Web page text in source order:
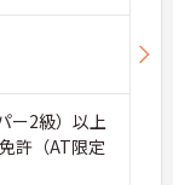
ー2級）以上
許（AT限定